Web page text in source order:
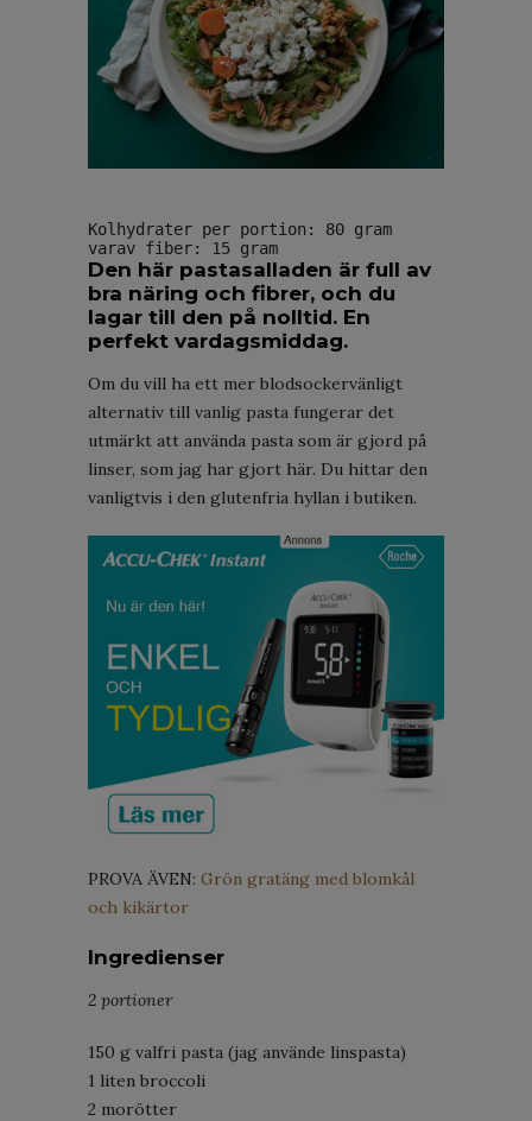
Kolhydrater per portion: 80 gram
varav fiber: 15 gram
Den här pastasalladen är full av
bra näring och fibrer, och du
lagar till den på nolltid. En
perfekt vardagsmiddag.
Om du vill ha ett mer blodsockervänligt
alternativ till vanlig pasta fungerar det
utmärkt att använda pasta som är gjord på
linser, som jag har gjort här. Du hittar den
vanligtvis i den glutenfria hyllan i butiken.
PROVA ÄVEN: Grön gratäng med blomkål
och kikärtor
Ingredienser
2 portioner
150 g valfri pasta (jag använde linspasta)
1 liten broccoli
2 morötter